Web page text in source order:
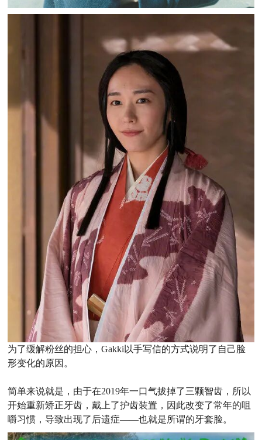
为了缓解粉丝的担心，Gakki以手写信的方式说明了自己脸
形变化的原因。
简单来说就是，由于在2019年一口气拔掉了三颗智齿，所以
开始重新矫正牙齿，戴上了护齿装置，因此改变了常年的咀
嚼习惯，导致出现了后遗症——也就是所谓的牙套脸。